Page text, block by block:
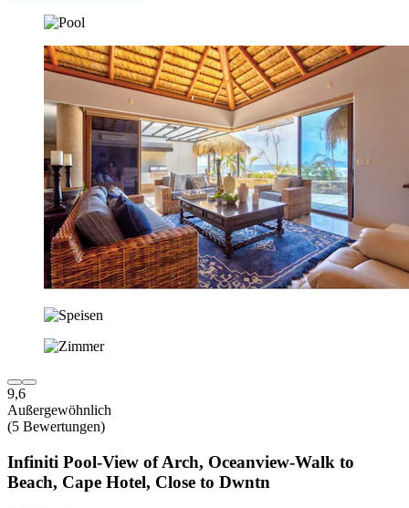
9,6
Außergewöhnlich
(5 Bewertungen)
Infiniti Pool-View of Arch, Oceanview-Walk to
Beach, Cape Hotel, Close to Dwntn